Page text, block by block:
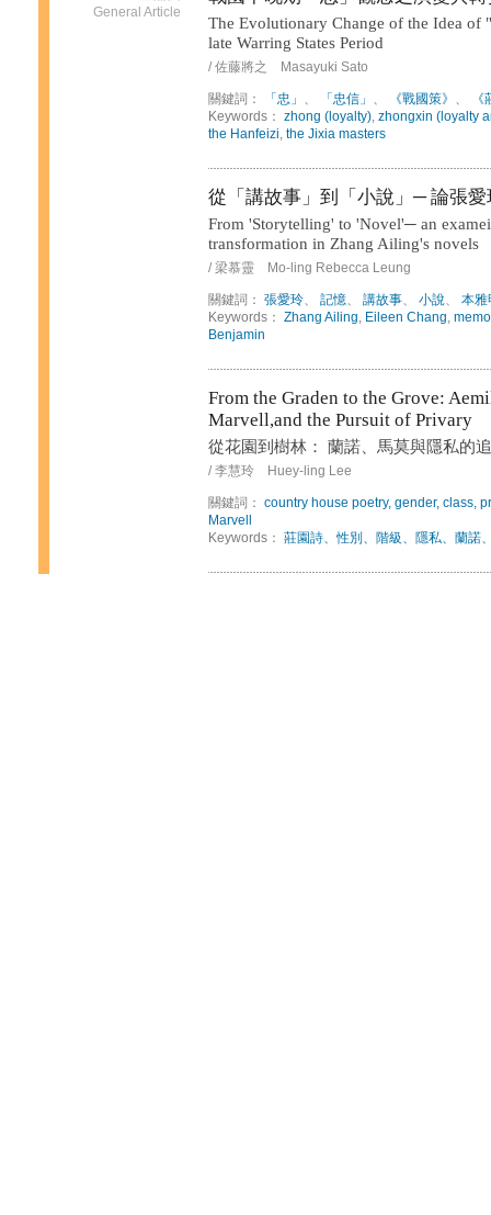
General Article
The Evolutionary Change of the Idea
late Warring States Period
/ 佐藤將之 Masayuki Sato
關鍵詞： 「忠」 、 「忠信」 、 《戰國策》 、
Keywords： zhong (loyalty), zhongxin (loyalty
the Hanfeizi, the Jixia masters
從「講故事」到「小說」─ 論張
From 'Storytelling' to 'Novel'─ an
transformation in Zhang Ailing's novels
/ 梁慕靈 Mo-ling Rebecca Leung
關鍵詞： 張愛玲、 記憶、 講故事、 小說、 本雅
Keywords： Zhang Ailing, Eileen Chang,
Benjamin
From the Graden to the Grove:
Marvell,and the Pursuit of Privary
從花園到樹林： 蘭諾、馬莫與隱私的
/ 李慧玲 Huey-ling Lee
關鍵詞： country house poetry, gender, class,
Marvell
Keywords： 莊園詩、性別、階級、隱私、蘭諾